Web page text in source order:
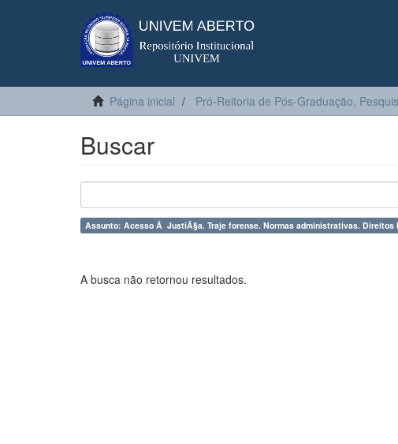
Página inicial Pró-Reitoria de Pós-Graduação,
Buscar
Assunto: Acesso Ã JustiÃ§a. Traje forense. Normas administrativas. Direitos
A busca não retornou resultados.